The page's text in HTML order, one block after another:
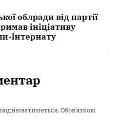
облради від партії
ініціативу
інтернату
Обов’язкові